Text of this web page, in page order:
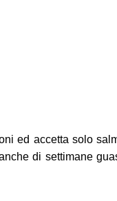
ed accetta solo
di settimane